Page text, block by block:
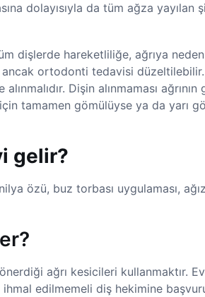
dolayısıyla da tüm ağza yayılan
dişlerde hareketliliğe, ağrıya
ancak ortodonti tedavisi
Dişin alınmaması
tamamen gömülüyse ya da yarı
gelir?
özü, buz torbası uygulaması,
ağrı kesicileri kullanmaktır.
edilmemeli diş hekimine